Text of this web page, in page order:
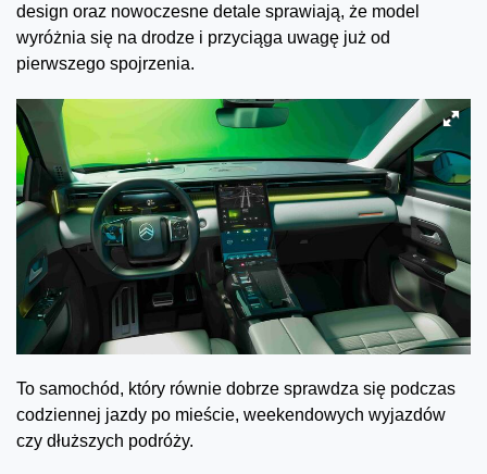
design oraz nowoczesne detale sprawiają, że model
wyróżnia się na drodze i przyciąga uwagę już od
pierwszego spojrzenia.
To samochód, który równie dobrze sprawdza się podczas
codziennej jazdy po mieście, weekendowych wyjazdów
czy dłuższych podróży.